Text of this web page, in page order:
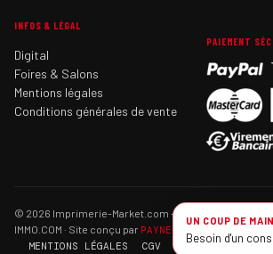
INFOS & LÉGAL
Digital
Foires & Salons
Mentions légales
Conditions générales de vente
PAIEMENT
© 2026 Imprimerie-Market.com — Tous droits réservés
IMMO.COM · Site conçu par PAYNEL
MENTIONS LÉGALES
CGV CONTACT
UN COUP DE
Besoin d'un